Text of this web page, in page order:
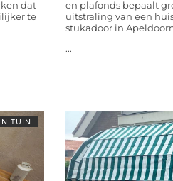
dat
te
en plafonds bepaalt
uitstraling van een
stukadoor in
...
TUIN